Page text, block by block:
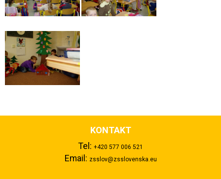
KONTAKT
Tel: +420 577 006 521
Email: zsslov@zsslovenska.eu